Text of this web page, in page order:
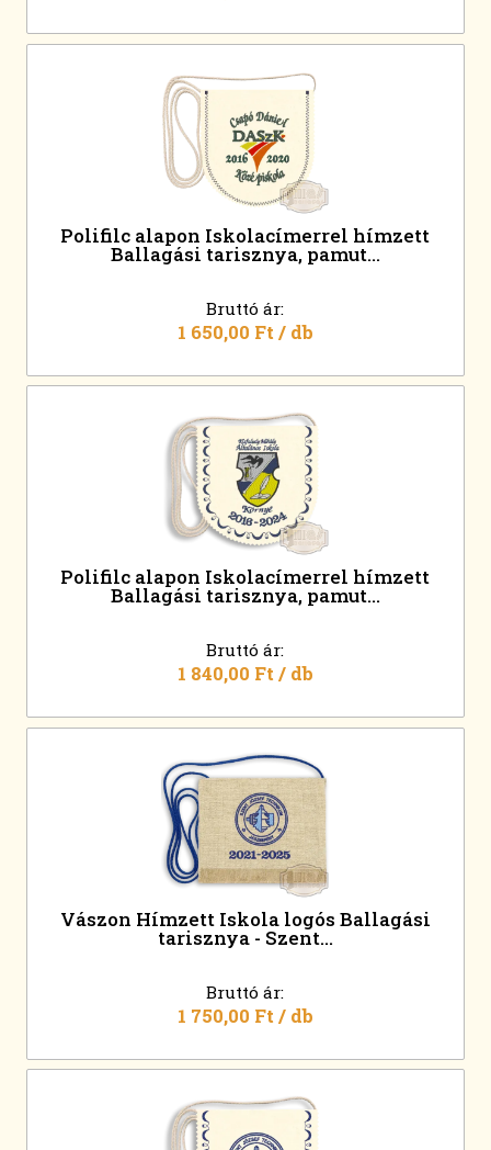
Polifilc alapon Iskolacímerrel hímzett
Ballagási tarisznya, pamut...
Bruttó ár:
1 650,00 Ft/ db
Polifilc alapon Iskolacímerrel hímzett
Ballagási tarisznya, pamut...
Bruttó ár:
1 840,00 Ft/ db
Vászon Hímzett Iskola logós Ballagási
tarisznya - Szent...
Bruttó ár:
1 750,00 Ft/ db